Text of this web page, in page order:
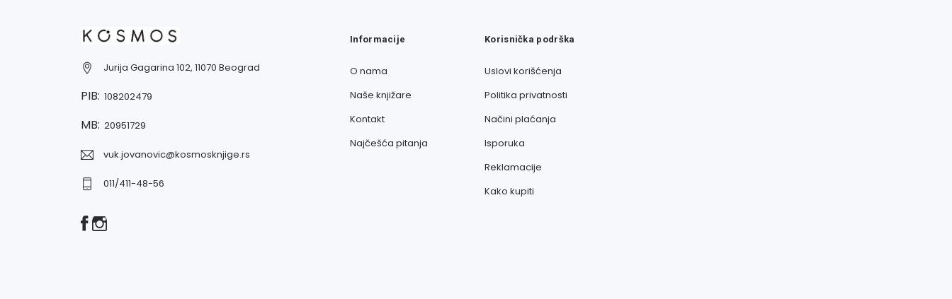
Jurija Gagarina 102, 11070 Beograd
PIB: 108202479
MB: 20951729
vuk.jovanovic@kosmosknjige.rs
011/411-48-56
Informacije
O nama
Naše knjižare
Kontakt
Najčešća pitanja
Korisnička podrška
Uslovi korišćenja
Politika privatnosti
Načini plaćanja
Isporuka
Reklamacije
Kako kupiti